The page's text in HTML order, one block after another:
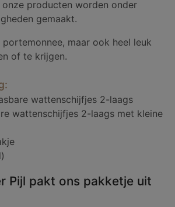
onze producten worden onder
gemaakt.
portemonnee, maar ook heel leuk
of te krijgen.
wattenschijfjes 2-laags
wattenschijfjes 2-laags met kleine
Pijl pakt ons pakketje uit